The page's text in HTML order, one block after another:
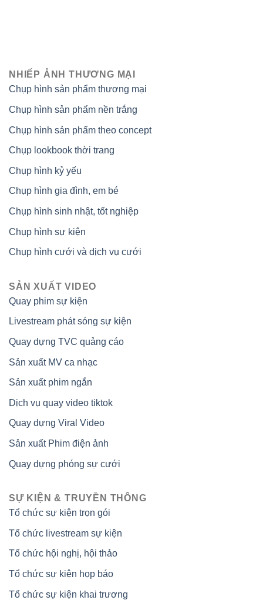
NHIẾP ẢNH THƯƠNG MẠI
Chụp hình sản phẩm thương mại
Chụp hình sản phẩm nền trắng
Chụp hình sản phẩm theo concept
Chụp lookbook thời trang
Chụp hình kỷ yếu
Chụp hình gia đình, em bé
Chụp hình sinh nhật, tốt nghiệp
Chụp hình sự kiện
Chụp hình cưới và dịch vụ cưới
SẢN XUẤT VIDEO
Quay phim sự kiện
Livestream phát sóng sự kiện
Quay dựng TVC quảng cáo
Sản xuất MV ca nhạc
Sản xuất phim ngắn
Dịch vụ quay video tiktok
Quay dựng Viral Video
Sản xuất Phim điện ảnh
Quay dựng phóng sự cưới
SỰ KIỆN & TRUYỀN THÔNG
Tổ chức sự kiện trọn gói
Tổ chức livestream sự kiện
Tổ chức hội nghị, hội thảo
Tổ chức sự kiện họp báo
Tổ chức sự kiện khai trương